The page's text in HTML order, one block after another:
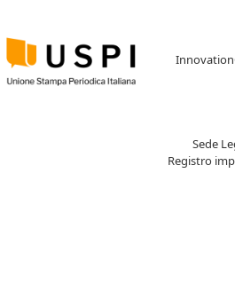
Sede
Registro